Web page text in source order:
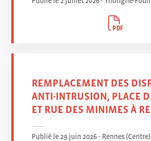
REMPLACEMENT DES
ANTI-INTRUSION, PLACE
ET RUE DES MINIMES À
Publié le 29 juin 2026 - Rennes (Centre)